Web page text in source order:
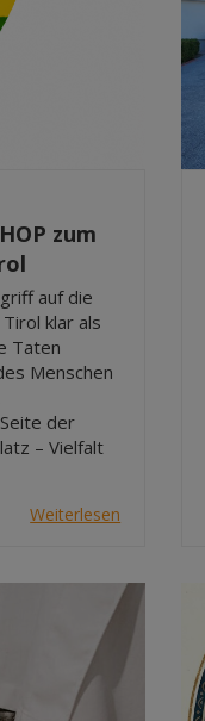
zum
auf die
klar als
Taten
Menschen
der
– Vielfalt
Weiterlesen